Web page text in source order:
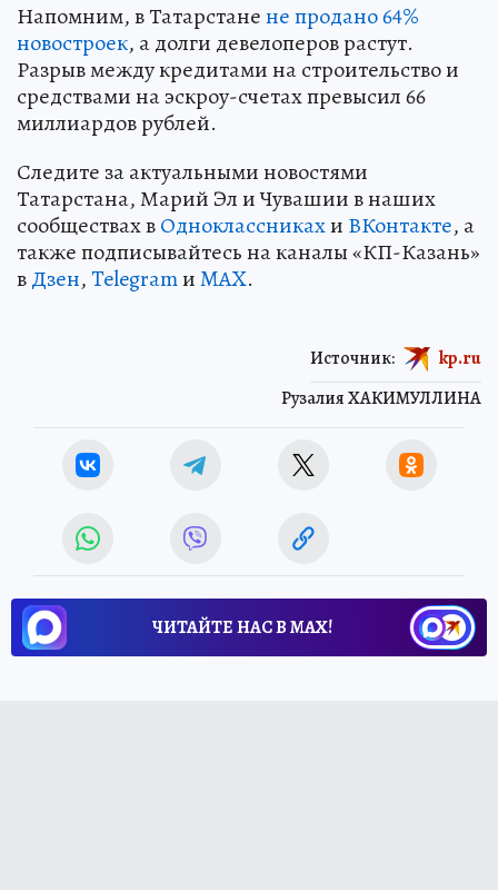
Напомним, в Татарстанене продано 64%
новостроек, а долги девелоперов растут.
Разрыв между кредитами на строительство и
средствами на эскроу-счетах превысил 66
миллиардов рублей.
Следите за актуальными новостями
Татарстана, Марий Эл и Чувашии в наших
сообществах вОдноклассникахи ВКонтакте, а
также подписывайтесь на каналы «КП-Казань»
вДзен,TelegramиMAX.
Рузалия ХАКИМУЛЛИНА
Источник: kp.ru
ЧИТАЙТЕ НАС В МАХ!